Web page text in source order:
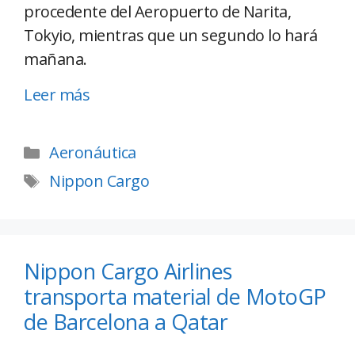
procedente del Aeropuerto de Narita,
Tokyio, mientras que un segundo lo hará
mañana.
Leer más
Aeronáutica
Nippon Cargo
Nippon Cargo Airlines
transporta material de MotoGP
de Barcelona a Qatar